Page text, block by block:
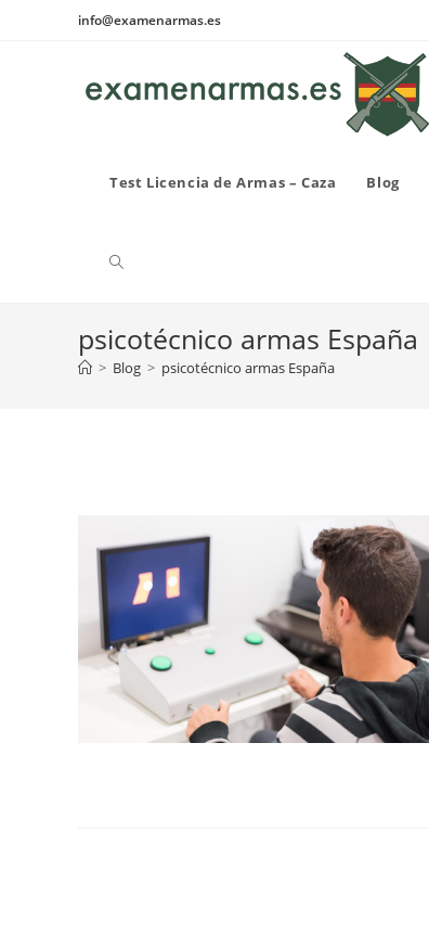
info@examenarmas.es
Test Licencia de Armas – Caza Blog
Alternar
búsqueda
web
psicotécnico armas España
> Blog > psicotécnico armas España